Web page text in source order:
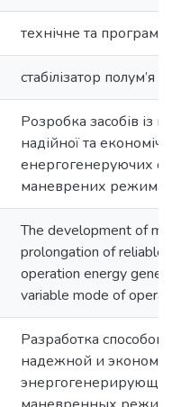
технічне та
стабілізатор полум’я
Розробка засобів із
надійної та
енергогенеруючих
маневрених режимах
The development of
prolongation of reliable
operation energy
variable mode of
Разработка
надежной и